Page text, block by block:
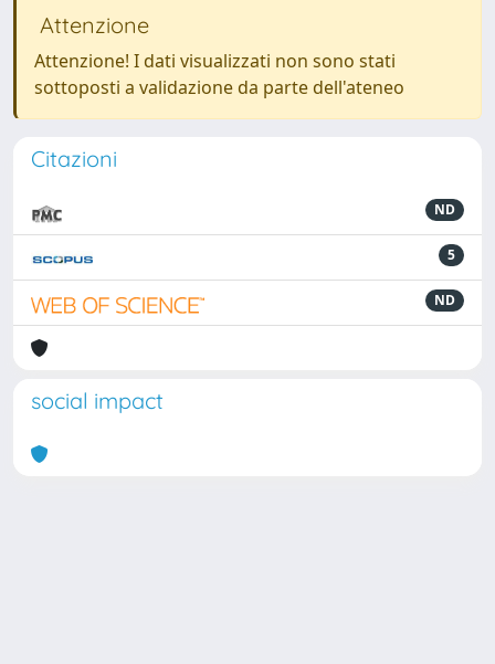
Attenzione
Attenzione! I dati visualizzati non sono stati
sottoposti a validazione da parte dell'ateneo
Citazioni
ND
5
ND
social impact